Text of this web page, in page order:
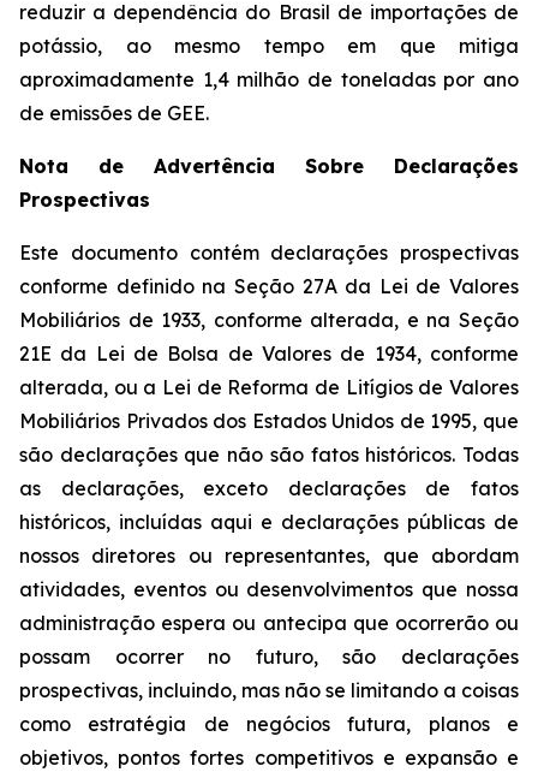
reduzir a dependência do Brasil de importações de
potássio, ao mesmo tempo em que mitiga
aproximadamente 1,4 milhão de toneladas por ano
de emissões de GEE.
Nota de Advertência Sobre Declarações
Prospectivas
Este documento contém declarações prospectivas
conforme definido na Seção 27A da Lei de Valores
Mobiliários de 1933, conforme alterada, e na Seção
21E da Lei de Bolsa de Valores de 1934, conforme
alterada, ou a Lei de Reforma de Litígios de Valores
Mobiliários Privados dos Estados Unidos de 1995, que
são declarações que não são fatos históricos. Todas
as declarações, exceto declarações de fatos
históricos, incluídas aqui e declarações públicas de
nossos diretores ou representantes, que abordam
atividades, eventos ou desenvolvimentos que nossa
administração espera ou antecipa que ocorrerão ou
possam ocorrer no futuro, são declarações
prospectivas, incluindo, mas não se limitando a coisas
como estratégia de negócios futura, planos e
objetivos, pontos fortes competitivos e expansão e